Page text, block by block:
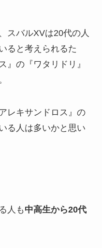
スバルXVは20代の人
ると考えられるた
』の『ワタリドリ』
レキサンドロス』の
る人は多いかと思い
人も 中高生から20代